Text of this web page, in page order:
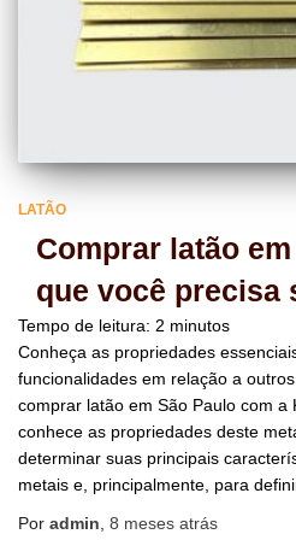
LATÃO
Comprar latão
que você precisa
Tempo de leitura: 2 minutos
Conheça as propriedades
funcionalidades em relação a
comprar latão em São Paulo com a
conhece as propriedades deste
determinar suas principais
metais e, principalmente, para
Por admin 8 meses atrás